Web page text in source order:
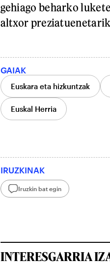
gehiago beharko
altxor
GAIAK
Euskara eta hizkuntzak
Euskal Herria
IRUZKINAK
Iruzkin bat egin
INTERESGARRIA